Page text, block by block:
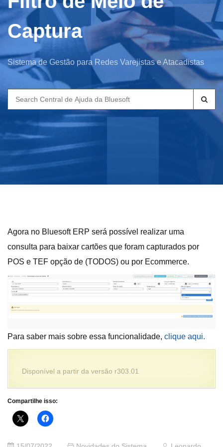
Captura
Sistema de Gestão para Redes Varejistas e Atacadistas
Search
for:
Agora no Bluesoft ERP será possível realizar uma
consulta para baixar cartões que foram capturados por
POS e TEF opção de (TODOS) ou por Ecommerce.
Para saber mais sobre essa funcionalidade, clique aqui.
Disponível a partir da versão r303.01
Compartilhe isso: